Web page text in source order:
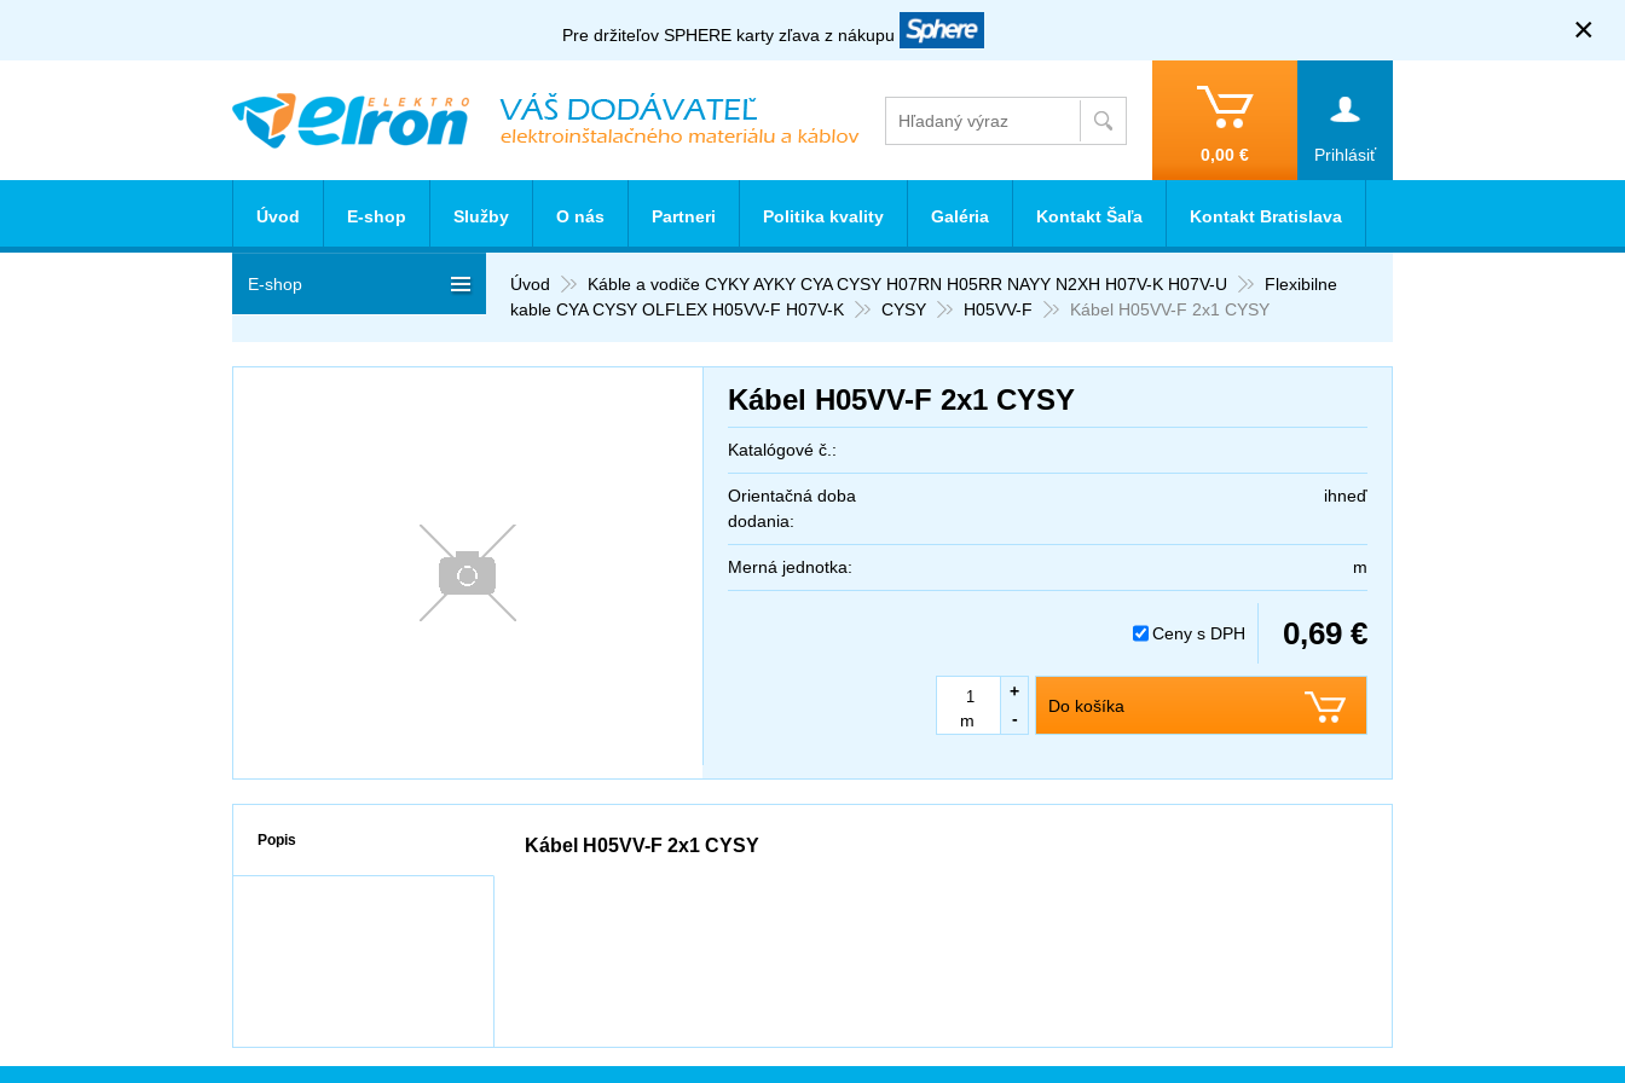
Pre držiteľov SPHERE karty zľava z nákupu ×
Prihlásiť
0,00 €
Úvod Káble a vodiče CYKY AYKY CYA CYSY H07RN H05RR NAYY N2XH H07V-K H07V-U
Flexibilne
kable CYA CYSY OLFLEX H05VV-F H07V-K
CYSY H05VV-F Kábel H05VV-F 2x1 CYSY
Kábel H05VV-F 2x1 CYSY
Katalógové č.:
Orientačná doba
dodania:
ihneď
Merná jednotka: m
Ceny s DPH 0,69 €
Do košíka
-
m
+
Popis Kábel H05VV-F 2x1 CYSY
E-shop
Úvod E-shop Služby O nás Partneri Politika kvality Galéria Kontakt Šaľa Kontakt Bratislava